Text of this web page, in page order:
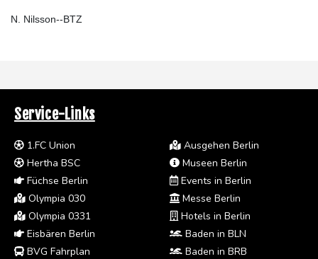
N. Nilsson--BTZ
Service-Links
1.FC Union
Hertha BSC
Füchse Berlin
Olympia 030
Olympia 0331
Eisbären Berlin
BVG Fahrplan
Ausgehen Berlin
Museen Berlin
Events in Berlin
Messe Berlin
Hotels in Berlin
Baden in BLN
Baden in BRB